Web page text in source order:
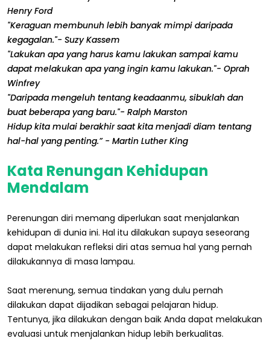
Henry Ford
"Keraguan membunuh lebih banyak mimpi daripada
kegagalan."- Suzy Kassem
"Lakukan apa yang harus kamu lakukan sampai kamu
dapat melakukan apa yang ingin kamu lakukan."- Oprah
Winfrey
"Daripada mengeluh tentang keadaanmu, sibuklah dan
buat beberapa yang baru."- Ralph Marston
Hidup kita mulai berakhir saat kita menjadi diam tentang
hal-hal yang penting.” - Martin Luther King
Kata Renungan Kehidupan
Mendalam
Perenungan diri memang diperlukan saat menjalankan
kehidupan di dunia ini. Hal itu dilakukan supaya seseorang
dapat melakukan refleksi diri atas semua hal yang pernah
dilakukannya di masa lampau.
Saat merenung, semua tindakan yang dulu pernah
dilakukan dapat dijadikan sebagai pelajaran hidup.
Tentunya, jika dilakukan dengan baik Anda dapat melakukan
evaluasi untuk menjalankan hidup lebih berkualitas.